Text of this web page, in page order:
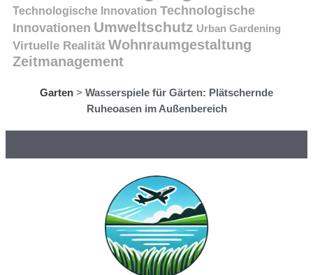
Technologische Innovation Technologische
Innovationen Umweltschutz Urban Gardening
Virtuelle Realität Wohnraumgestaltung
Zeitmanagement
Garten > Wasserspiele für Gärten: Plätschernde
Ruheoasen im Außenbereich